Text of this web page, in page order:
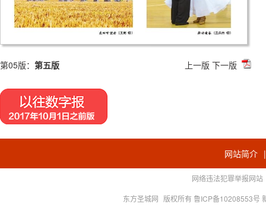
第05版： 第五版 上一版 下一版
网站简介
网络违法犯罪举报网站
东方圣城网 版权所有 鲁ICP备10208553号